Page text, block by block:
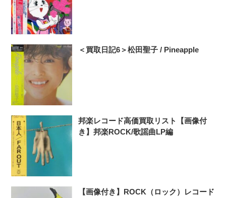
＜買取日記6＞松田聖子 / Pineapple
邦楽レコード高価買取リスト【画像付
き】邦楽ROCK/歌謡曲LP編
【画像付き】ROCK（ロック）レコード